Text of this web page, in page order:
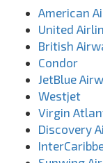
American
United
British
Condor
JetBlue
Westjet
Virgin
Discovery